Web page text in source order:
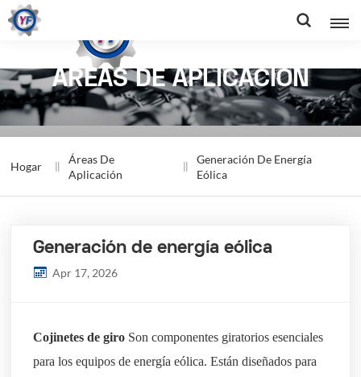
ÁREAS DE APLICACIÓN
Hogar
Áreas De
Aplicación
Generación De Energía
Eólica
Generación de energía eólica
Apr 17, 2026
Cojinetes de giroSon componentes giratorios esenciales
para los equipos de energía eólica. Están diseñados para